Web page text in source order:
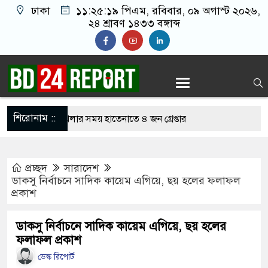
ঢাকা ১১:২৫:২০ পিএম, রবিবার, ০৯ অগাস্ট ২০২৬,
২৪ শ্রাবণ ১৪৩৩ বঙ্গাব্দ
শিরোনাম ::
জুয়া খেলার সময় হাতেনাতে ৪ জন গ্রেপ্তার
অসহায় মায়ের মাথার চুল বিক্রি
অমায়িক ব্যবহার পান, জানালেন নারী
প্রচ্ছদ
সারাদেশ
ডাকসু নির্বাচনে সাদিক কায়েম এগিয়ে, ছয় হলের ফলাফল
প্রকাশ
ডাকসু নির্বাচনে সাদিক কায়েম এগিয়ে, ছয় হলের
ফলাফল প্রকাশ
ডেস্ক রিপোর্ট